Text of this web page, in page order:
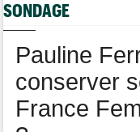
SONDAGE
Pauline
conserver
France